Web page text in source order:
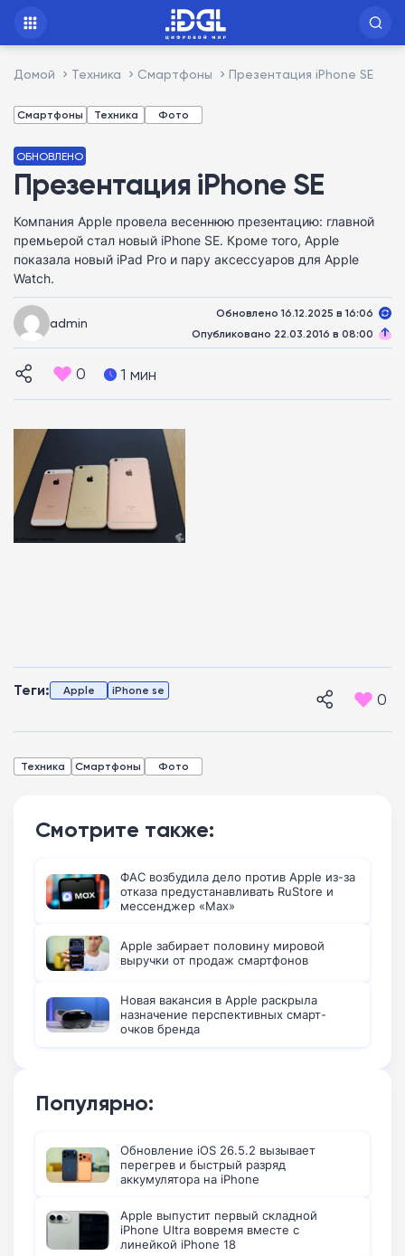
Домой Техника Смартфоны Презентация iPhone SE
Смартфоны Техника Фото
ОБНОВЛЕНО
Презентация iPhone SE
Компания Apple провела весеннюю презентацию: главной
премьерой стал новый iPhone SE. Кроме того, Apple
показала новый iPad Pro и пару аксессуаров для Apple
Watch.
admin
Обновлено 16.12.2025 в 16:06
Опубликовано 22.03.2016 в 08:00
0 1 мин
Теги: Apple iPhone se 0
Техника Смартфоны Фото
Смотрите также:
ФАС возбудила дело против Apple из-за
отказа предустанавливать RuStore и
мессенджер «Max»
Apple забирает половину мировой
выручки от продаж смартфонов
Новая вакансия в Apple раскрыла
назначение перспективных смарт-
очков бренда
Популярно:
Обновление iOS 26.5.2 вызывает
перегрев и быстрый разряд
аккумулятора на iPhone
Apple выпустит первый складной
iPhone Ultra вовремя вместе с
линейкой iPhone 18